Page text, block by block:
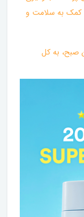
کمک به سلامت و
صبح، به کل